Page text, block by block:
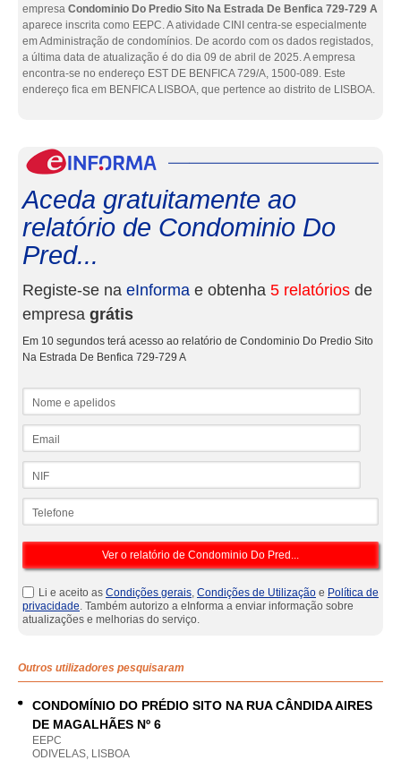
empresa Condominio Do Predio Sito Na Estrada De Benfica 729-729 A
aparece inscrita como EEPC. A atividade CINI centra-se especialmente
em Administração de condomínios. De acordo com os dados registados,
a última data de atualização é do dia 09 de abril de 2025. A empresa
encontra-se no endereço EST DE BENFICA 729/A, 1500-089. Este
endereço fica em BENFICA LISBOA, que pertence ao distrito de LISBOA.
Aceda gratuitamente ao
relatório de Condominio Do
Pred...
Registe-se na eInforma e obtenha 5 relatórios de
empresa grátis
Em 10 segundos terá acesso ao relatório de Condominio Do Predio Sito
Na Estrada De Benfica 729-729 A
Li e aceito as Condições gerais, Condições de Utilização e Política de
privacidade. Também autorizo a eInforma a enviar informação sobre
atualizações e melhorias do serviço.
Outros utilizadores pesquisaram
CONDOMÍNIO DO PRÉDIO SITO NA RUA CÂNDIDA AIRES
DE MAGALHÃES Nº 6
EEPC
ODIVELAS, LISBOA